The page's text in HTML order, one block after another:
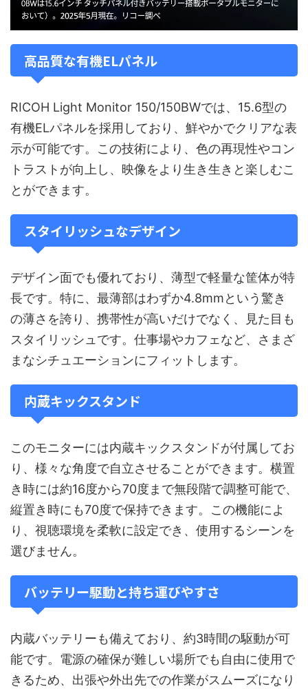
高品質な有機ELパネル
RICOH Light Monitor 150/150BWでは、15.6型の
有機ELパネルを採用しており、鮮やかでクリアな表
示が可能です。この技術により、色の再現性やコン
トラストが向上し、映像をより生き生きと楽しむこ
とができます。
スタイリッシュなデザイン
デザイン面でも優れており、薄型で軽量な筐体が特
長です。特に、最薄部はわずか4.8mmという驚き
の薄さを誇り、携帯性が高いだけでなく、見た目も
スタイリッシュです。仕事場やカフェなど、さまざ
まなシチュエーションにフィットします。
内蔵キックスタンド
このモニターには内蔵キックスタンドが付属してお
り、様々な角度で自立させることができます。横置
き時には約16度から70度まで無段階で調整可能で、
縦置き時にも70度で保持できます。この機能によ
り、視聴環境を柔軟に設定でき、使用するシーンを
選びません。
バッテリー駆動と持ち運びやすさ
内蔵バッテリーも備えており、約3時間の駆動が可
能です。電源の確保が難しい場所でも自由に使用で
きるため、出張や外出先での作業がスムーズになり